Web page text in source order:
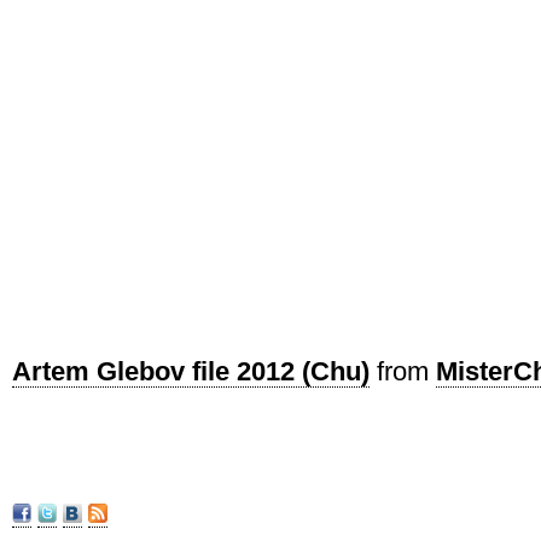
Artem Glebov file 2012 (Chu) from